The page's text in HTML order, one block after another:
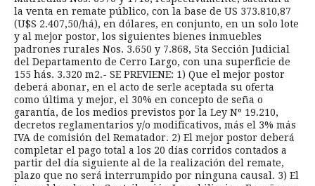
la venta en remate público, con la base de US 373.810,87
(U$S 2.407,50/há), en dólares, en conjunto, en un solo lote
y al mejor postor, los siguientes bienes inmuebles
padrones rurales Nos. 3.650 y 7.868, 5ta Sección Judicial
del Departamento de Cerro Largo, con una superficie de
155 hás. 3.320 m2.- SE PREVIENE: 1) Que el mejor postor
deberá abonar, en el acto de serle aceptada su oferta
como última y mejor, el 30% en concepto de seña o
garantía, de los medios previstos por la Ley Nº 19.210,
decretos reglamentarios y/o modificativos, más el 3% más
IVA de comisión del Rematador. 2) El mejor postor deberá
completar el pago total a los 20 días corridos contados a
partir del día siguiente al de la realización del remate,
plazo que no será interrumpido por ninguna causal. 3) El